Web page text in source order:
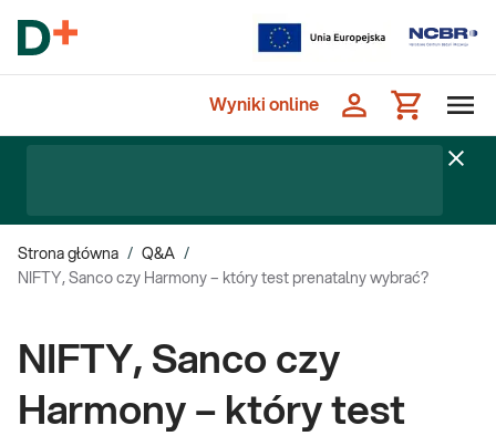
Wyniki online
Strona główna / Q&A /
NIFTY, Sanco czy Harmony – który test prenatalny wybrać?
NIFTY, Sanco czy
Harmony – który test